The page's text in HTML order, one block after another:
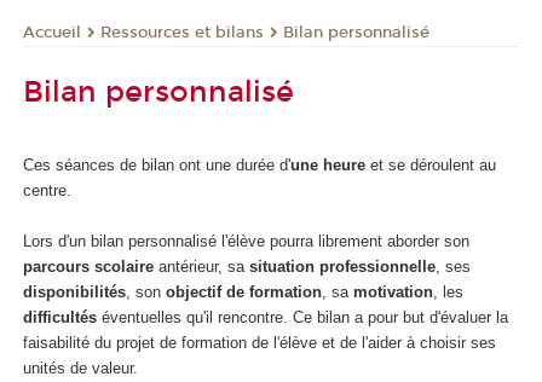
Accueil Ressources et bilans Bilan personnalisé
Bilan personnalisé
Ces séances de bilan ont une durée d'une heure et se déroulent au
centre.
Lors d'un bilan personnalisé l'élève pourra librement aborder son
parcours scolaire antérieur, sa situation professionnelle , ses
disponibilités , son objectif de formation , sa motivation , les
difficultés éventuelles qu'il rencontre. Ce bilan a pour but d'évaluer la
faisabilité du projet de formation de l'élève et de l'aider à choisir ses
unités de valeur.